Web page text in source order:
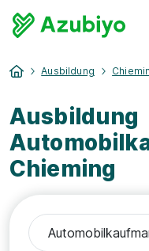
Ausbildung
Ausbildung
Chieming